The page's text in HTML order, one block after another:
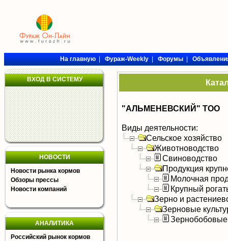
На главную|Фураж-Weekly|Форумы|
ВХОД В СИСТЕМУ
НОВОСТИ
Новости рынка кормов
Обзоры прессы
Новости компаний
АНАЛИТИКА
Российский рынок кормов
"АЛЬМЕНЕВСКИЙ" ТОО
Виды деятельности:
Сельское хозяйство
Животноводство
Свиноводство
Продукция
Молочная
Крупный
Зерно и
Зерновые
Зернобобовые